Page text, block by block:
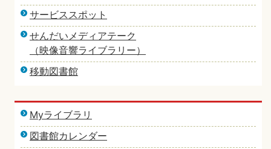
サービススポット
せんだいメディアテーク
（映像音響ライブラリー）
移動図書館
Myライブラリ
図書館カレンダー